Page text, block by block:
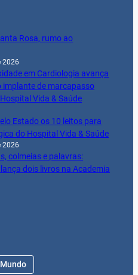
Rosa, rumo ao
2026
em Cardiologia avança
implante de marcapasso
Vida & Saúde
Estado os 10 leitos para
do Hospital Vida & Saúde
2026
colmeias e palavras:
dois livros na Academia